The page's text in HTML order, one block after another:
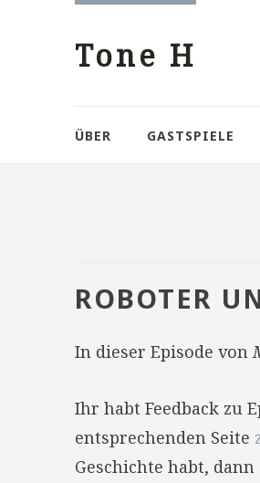
Tone H
ÜBER GASTSPIELE
ROBOTER
In dieser Episode von
Ihr habt Feedback zu
entsprechenden Seite
Geschichte habt,